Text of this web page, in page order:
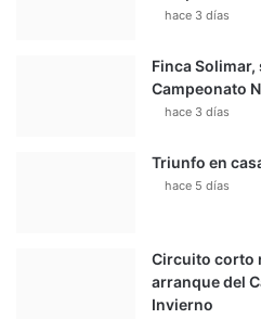
hace 3 días
Finca
Campeonato
hace 3 días
Triunfo en
hace 5 días
Circuito corto
arranque del
Invierno